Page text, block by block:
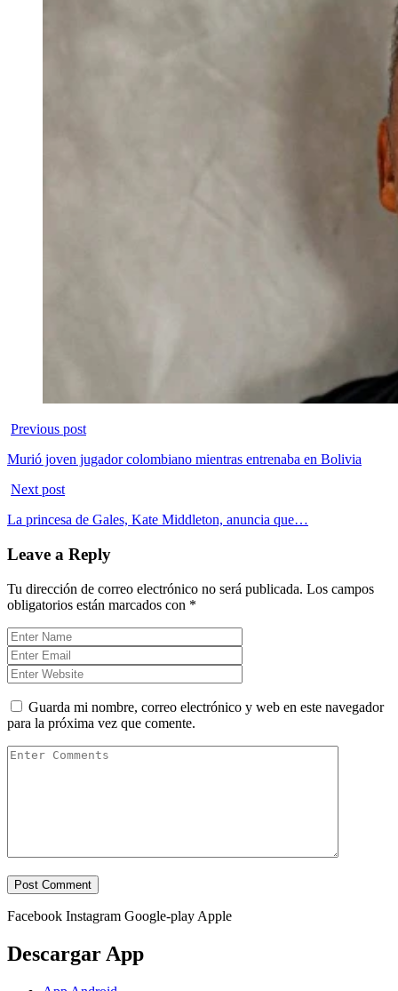
Previous post
Murió joven jugador colombiano mientras entrenaba en Bolivia
Next post
La princesa de Gales, Kate Middleton, anuncia que…
Leave a Reply
Tu dirección de correo electrónico no será publicada. Los campos
obligatorios están marcados con *
Guarda mi nombre, correo electrónico y web en este navegador
para la próxima vez que comente.
Facebook Instagram Google-play Apple
Descargar App